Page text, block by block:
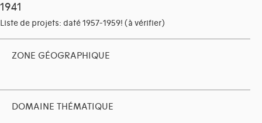
1941
Liste de projets: daté 1957-1959! (à vérifier)
ZONE GÉOGRAPHIQUE
DOMAINE THÉMATIQUE